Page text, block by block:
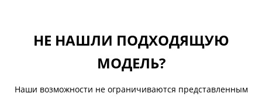
НЕ НАШЛИ ПОДХОДЯЩУЮ
МОДЕЛЬ?
Наши возможности не ограничиваются представленным